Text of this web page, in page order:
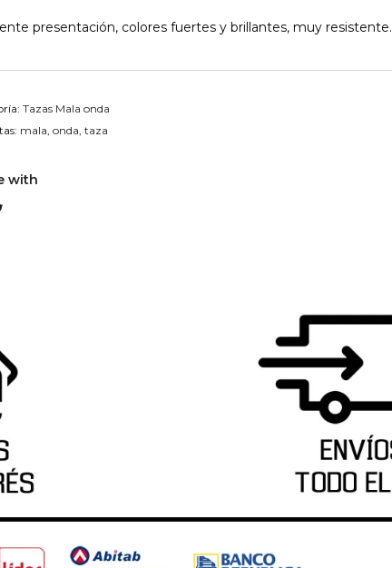
presentación, colores fuertes y brillantes, muy resistente.
Tazas Mala onda
mala, onda, taza
with